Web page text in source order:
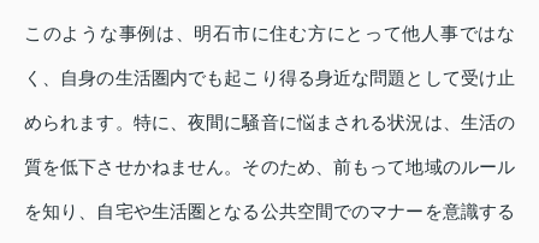
このような事例は、明石市に住む方にとって他人事ではな
く、自身の生活圏内でも起こり得る身近な問題として受け止
められます。特に、夜間に騒音に悩まされる状況は、生活の
質を低下させかねません。そのため、前もって地域のルール
を知り、自宅や生活圏となる公共空間でのマナーを意識する